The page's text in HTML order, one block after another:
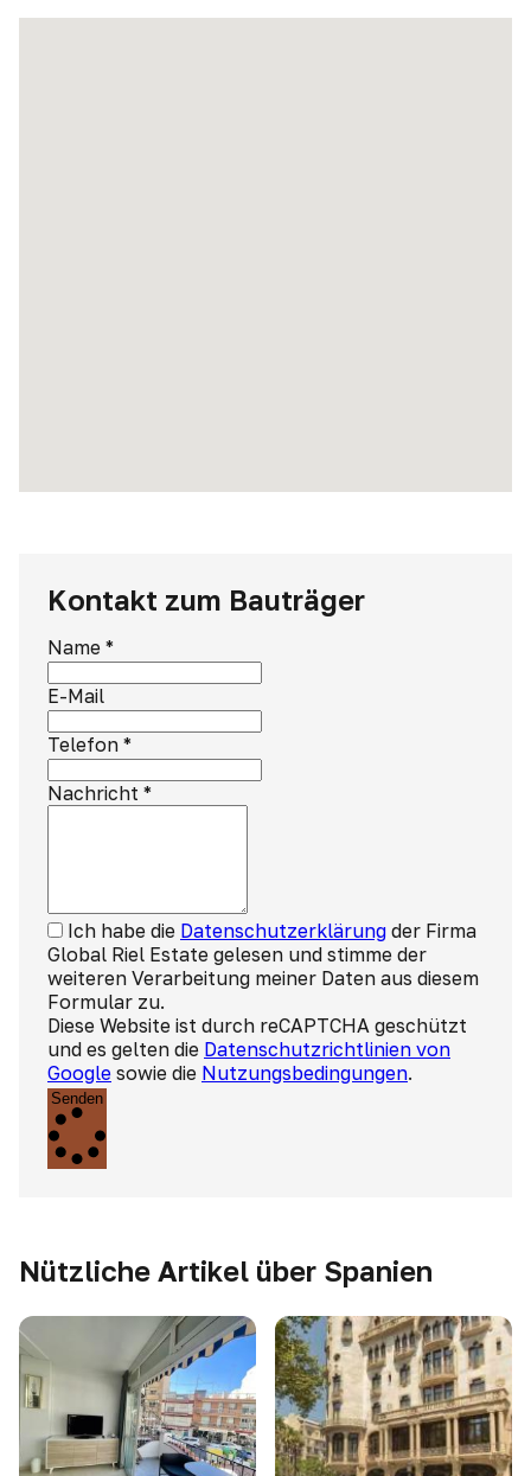
Kontakt zum Bauträger
Name *
E-Mail
Telefon *
Nachricht *
Ich habe die Datenschutzerklärung der Firma
Global Riel Estate gelesen und stimme der
weiteren Verarbeitung meiner Daten aus diesem
Formular zu.
Diese Website ist durch reCAPTCHA geschützt
und es gelten die Datenschutzrichtlinien von
Google sowie die Nutzungsbedingungen.
Senden
Nützliche Artikel über Spanien